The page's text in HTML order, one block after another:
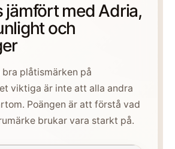
jämfört med Adria,
och
plåtismärken på
viktiga är inte att alla andra
Poängen är att förstå vad
brukar vara starkt på.